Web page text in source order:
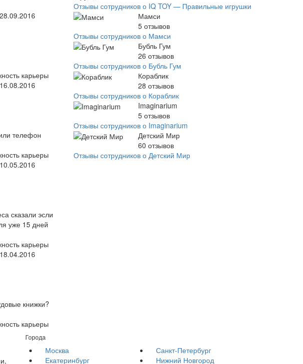
28.09.2016
карьеры
16.08.2016
телефон
карьеры
10.05.2016
сказали эсли
уже 15 дней
карьеры
18.04.2016
книжки?
карьеры
Отзывы сотрудников о IQ TOY — Правильные игрушки
Мамси
5 отзывов
Отзывы сотрудников о Мамси
Бубль Гум
26 отзывов
Отзывы сотрудников о Бубль Гум
Кораблик
28 отзывов
Отзывы сотрудников о Кораблик
Imaginarium
5 отзывов
Отзывы сотрудников о Imaginarium
Детский Мир
60 отзывов
Отзывы сотрудников о Детский Мир
Города
Москва
Санкт-Петербург
Екатеринбург
Нижний Новгород